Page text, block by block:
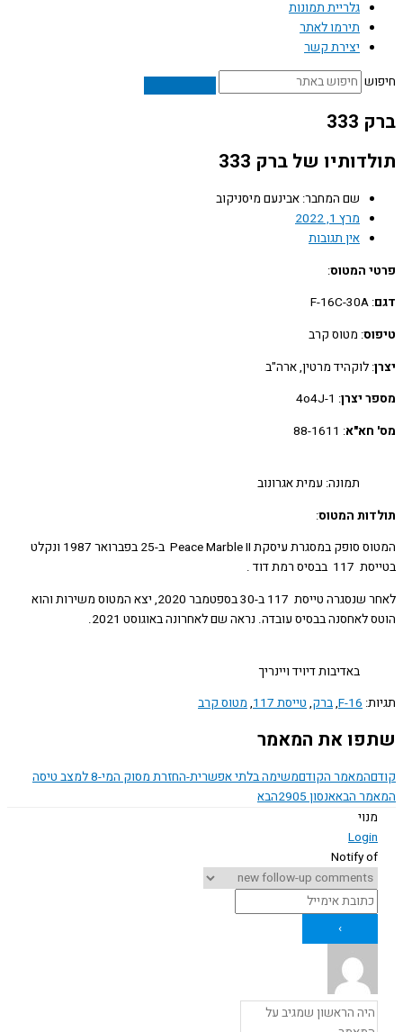
גלריית תמונות
תירמו לאתר
יצירת קשר
של ברק 333
שם המחבר: אבינעם מיסניקוב
מרץ 1, 2022
אין תגובות
המטוס:
: מטוס קרב
: לוקהיד מרטין, ארה"ב
יצרן: 4o4J-1
: 88-1611
תמונה: עמית אגרונוב
המטוס:
המטוס סופק במסגרת עיסקת Peace Marble II ב-25 בפברואר 1987 ונקלט
רמת דוד .
לאחר שנסגרה טייסת 117 ב-30 בספטמבר 2020, יצא המטוס משירות והוא
לאחסנה בבסיס עובדה. נראה שם לאחרונה באוגוסט 2021.
באדיבות דיויד ויינריך
F-16
,ברק,טייסת 117 ,מטוס קרב
את המאמר
המאמר הקודםמשימה בלתי אפשרית-החזרת מסוק המי-8 למצב טיסה
הבאאנסון 2905
הבא
Notify